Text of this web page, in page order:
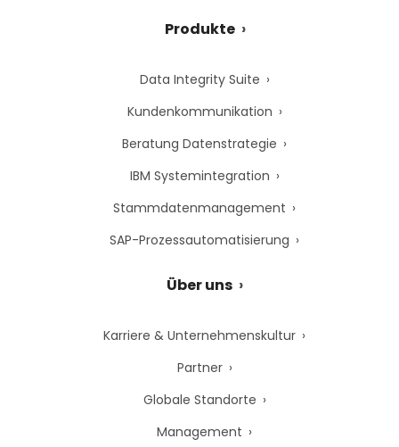
Produkte
Data Integrity Suite
Kundenkommunikation
Beratung Datenstrategie
IBM Systemintegration
Stammdatenmanagement
SAP-Prozessautomatisierung
Über uns
Karriere & Unternehmenskultur
Partner
Globale Standorte
Management